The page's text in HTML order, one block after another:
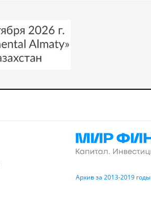
Архив за 2013-2019 годы